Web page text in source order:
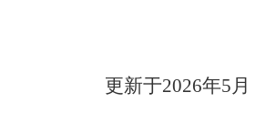
更新于2026年5月